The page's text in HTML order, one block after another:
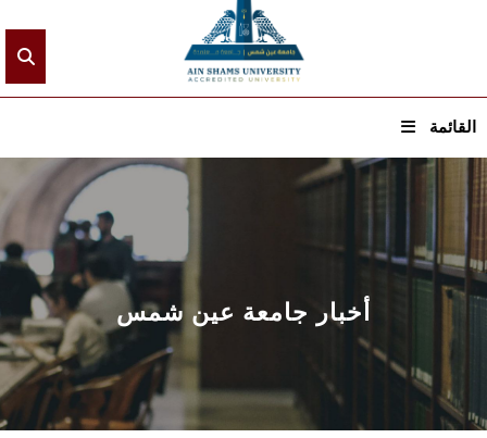
القائمة
الرئيسيـة
عن الجامعة
القطاعـات
الشئون الأكاديمية
البحث العلمي
أخبار جامعة عين شمس